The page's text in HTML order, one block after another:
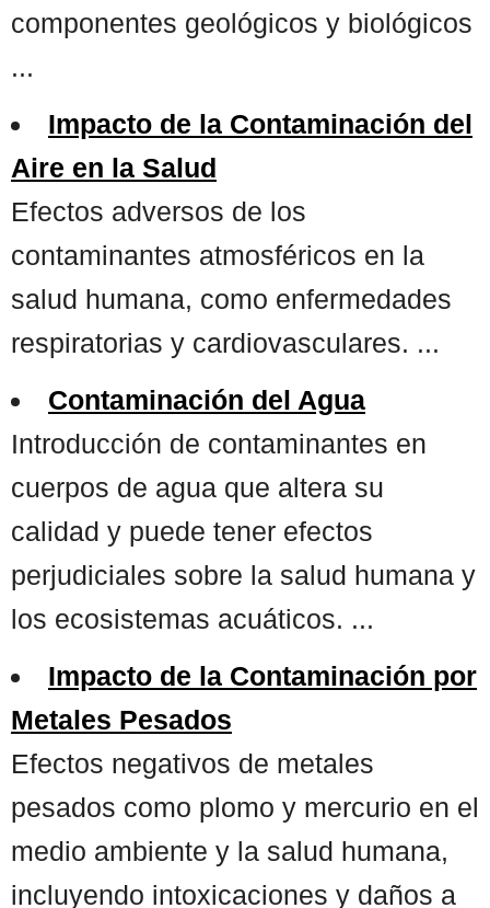
componentes geológicos y biológicos
...
Impacto de la Contaminación del
Aire en la Salud
Efectos adversos de los
contaminantes atmosféricos en la
salud humana, como enfermedades
respiratorias y cardiovasculares. ...
Contaminación del Agua
Introducción de contaminantes en
cuerpos de agua que altera su
calidad y puede tener efectos
perjudiciales sobre la salud humana y
los ecosistemas acuáticos. ...
Impacto de la Contaminación por
Metales Pesados
Efectos negativos de metales
pesados como plomo y mercurio en el
medio ambiente y la salud humana,
incluyendo intoxicaciones y daños a